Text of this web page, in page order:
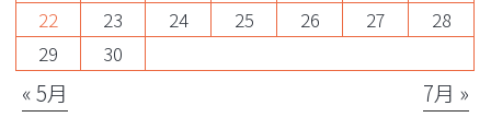
22
23 24 25 26 27
28
29
30
« 5月 7月 »